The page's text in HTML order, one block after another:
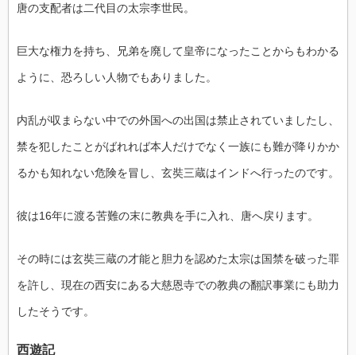
唐の支配者は二代目の太宗李世民。
巨大な権力を持ち、兄弟を廃して皇帝になったことからもわかる
ように、恐ろしい人物でもありました。
内乱が収まらない中での外国への出国は禁止されていましたし、
禁を犯したことがばれれば本人だけでなく一族にも難が降りかか
るかも知れない危険を冒し、玄奘三蔵はインドへ行ったのです。
彼は16年に渡る苦難の末に教典を手に入れ、唐へ戻ります。
その時には玄奘三蔵の才能と胆力を認めた太宗は国禁を破った罪
を許し、現在の西安にある大慈恩寺での教典の翻訳事業にも助力
したそうです。
西遊記